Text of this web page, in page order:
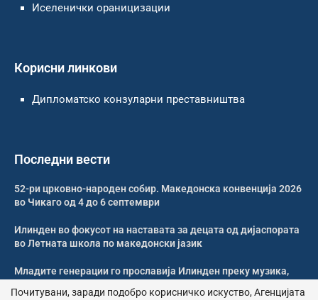
Иселенички ораницизации
Корисни линкови
Дипломатско конзуларни преставништва
Последни вести
52-ри црковно-народен собир. Македонска конвенција 2026
во Чикаго од 4 до 6 септември
Илинден во фокусот на наставата за децата од дијаспората
во Летната школа по македонски јазик
Младите генерации го прославија Илинден преку музика,
Почитувани, заради подобро корисничко искуство, Агенцијата